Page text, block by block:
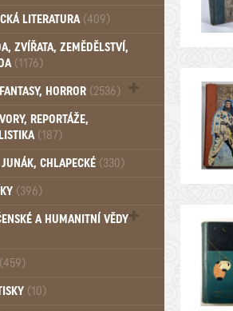
LITERATURA (409)
ZVÍŘATA, ZEMĚDĚLSTVÍ,
(1176)
HORROR (2536)
REPORTÁŽE,
(187)
CHLAPECKÉ (330)
(396)
A HUMANITNÍ VĚDY
(191)
a osobní rozvoj (762)
(459)
(10)